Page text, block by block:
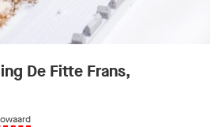
De Fitte Frans,